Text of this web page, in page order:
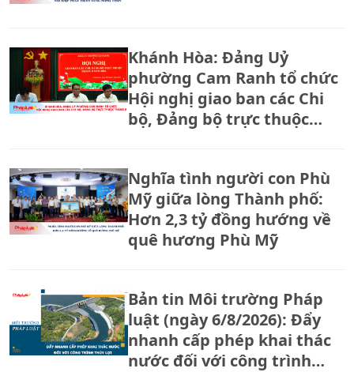
Khánh Hòa: Đảng Uỷ
phường Cam Ranh tổ chức
Hội nghị giao ban các Chi
bộ, Đảng bộ trực thuộc
Nghĩa tình người con Phù
Mỹ giữa lòng Thành phố:
Hơn 2,3 tỷ đồng hướng về
quê hương Phù Mỹ
Bản tin Môi trường Pháp
luật (ngày 6/8/2026): Đẩy
nhanh cấp phép khai thác
nước đối với công trình